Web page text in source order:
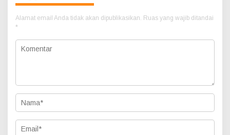
Alamat email Anda tidak akan dipublikasikan. Ruas yang wajib ditandai
*